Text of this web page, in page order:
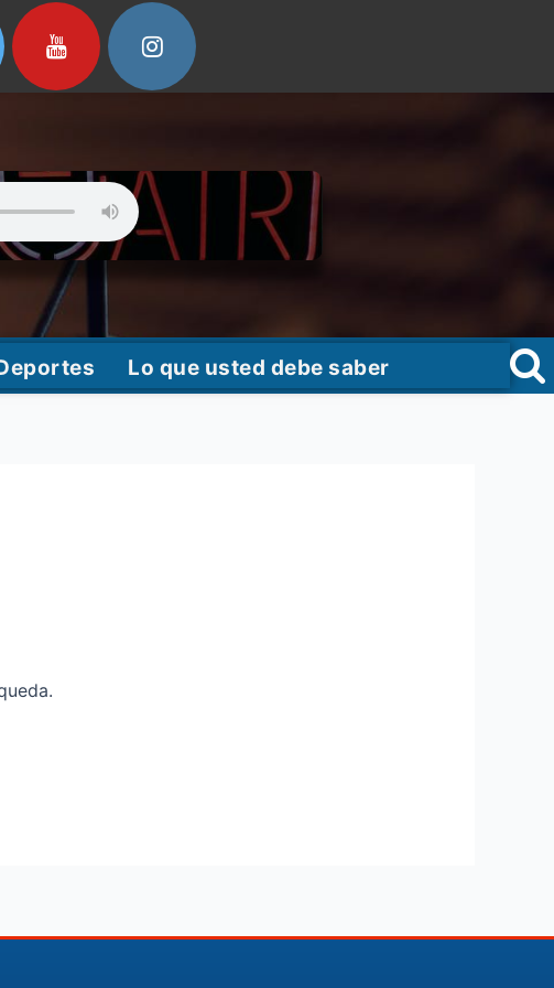
Lo que usted debe saber